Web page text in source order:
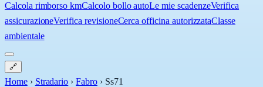
Calcola rimborso kmCalcolo bollo autoLe mie scadenzeVerifica
assicurazioneVerifica revisioneCerca officina autorizzataClasse
ambientale
🔗
Home › Stradario › Fabro › Ss71